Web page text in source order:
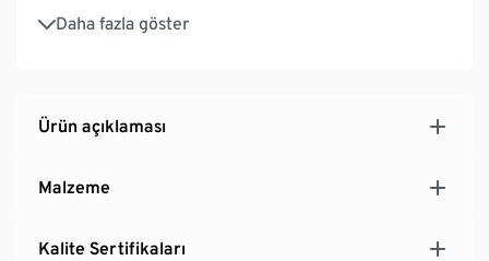
Daha fazla göster
Askı kısmı dahil toplam uzunluğu yakl. 270 cm
Ürün açıklaması
Malzeme
Kalite Sertifikaları